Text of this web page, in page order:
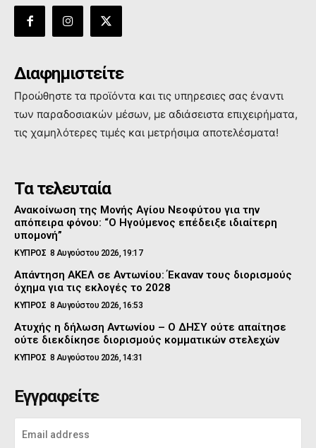
Διαφημιστείτε
Προώθηστε τα προϊόντα και τις υπηρεσιες σας έναντι
των παραδοσιακών μέσων, με αδιάσειστα επιχειρήματα,
τις χαμηλότερες τιμές και μετρήσιμα αποτελέσματα!
Τα τελευταία
Ανακοίνωση της Μονής Αγίου Νεοφύτου για την
απόπειρα φόνου: “Ο Ηγούμενος επέδειξε ιδιαίτερη
υπομονή”
ΚΥΠΡΟΣ 8 Αυγούστου 2026, 19:17
Απάντηση ΑΚΕΛ σε Αντωνίου: Έκαναν τους διορισμούς
όχημα για τις εκλογές το 2028
ΚΥΠΡΟΣ 8 Αυγούστου 2026, 16:53
Ατυχής η δήλωση Αντωνίου – Ο ΔΗΣΥ ούτε απαίτησε
ούτε διεκδίκησε διορισμούς κομματικών στελεχών
ΚΥΠΡΟΣ 8 Αυγούστου 2026, 14:31
Εγγραφείτε